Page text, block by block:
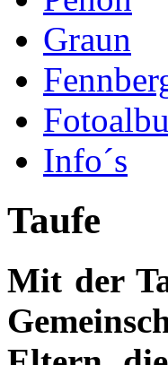
Graun
Info´s
Taufe
Mit der